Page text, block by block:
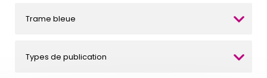
Trame bleue
Types de publication